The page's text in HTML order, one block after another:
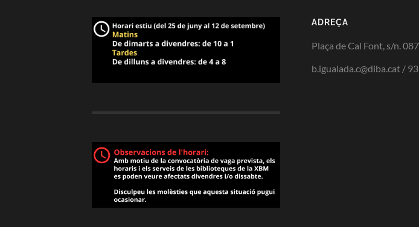
ADREÇA
Plaça de Cal Font, s/n.
b.igualada.c@diba.cat /